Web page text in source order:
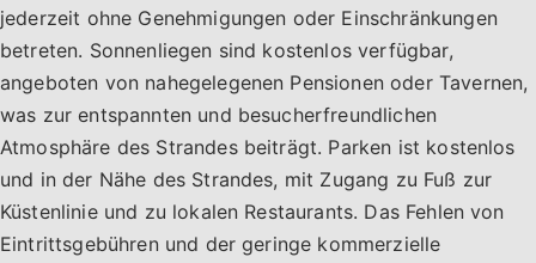
jederzeit ohne Genehmigungen oder Einschränkungen
betreten. Sonnenliegen sind kostenlos verfügbar,
angeboten von nahegelegenen Pensionen oder Tavernen,
was zur entspannten und besucherfreundlichen
Atmosphäre des Strandes beiträgt. Parken ist kostenlos
und in der Nähe des Strandes, mit Zugang zu Fuß zur
Küstenlinie und zu lokalen Restaurants. Das Fehlen von
Eintrittsgebühren und der geringe kommerzielle